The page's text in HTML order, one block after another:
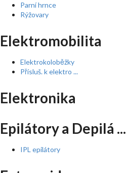
Parní hrnce
Rýžovary
Elektromobilita
Elektrokoloběžky
Přísluš. k elektro ...
Elektronika
Epilátory a Depilá ...
IPL epilátory